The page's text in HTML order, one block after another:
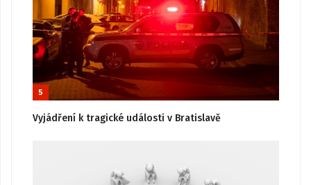
5
Vyjádření k tragické události v Bratislavě